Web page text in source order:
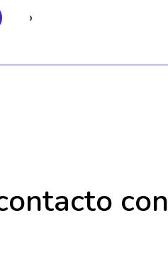
›
con